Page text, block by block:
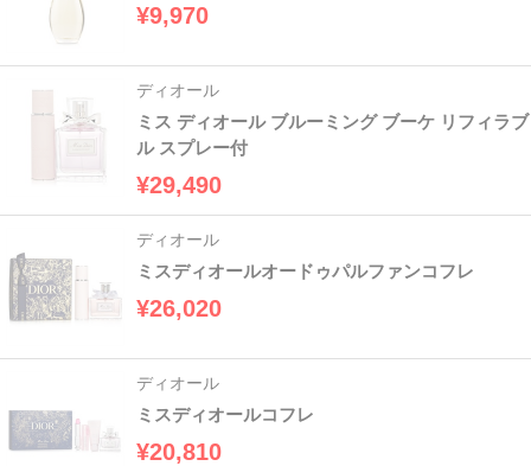
¥9,970
ディオール
ミス ディオール ブルーミング ブーケ リフィラブ
ル スプレー付
¥29,490
ディオール
ミスディオールオードゥパルファンコフレ
¥26,020
ディオール
ミスディオールコフレ
¥20,810